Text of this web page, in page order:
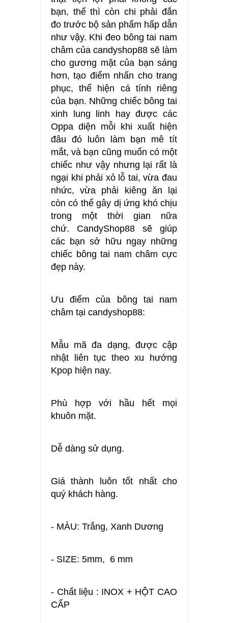
bạn, thế thì còn chi phải đắn
đo trước bộ sản phẩm hấp dẫn
như vậy. Khi đeo bông tai nam
châm của candyshop88 sẽ làm
cho gương mặt của bạn sáng
hơn, tạo điểm nhấn cho trang
phục, thể hiện cá tính riêng
của bạn. Những chiếc bông tai
xinh lung linh hay được các
Oppa diện mỗi khi xuất hiện
đâu đó luôn làm bạn mê tít
mắt, và bạn cũng muốn có một
chiếc như vậy nhưng lại rất là
ngại khi phải xỏ lỗ tai, vừa đau
nhức, vừa phải kiêng ăn lại
còn có thể gây dị ứng khó chịu
trong một thời gian nữa
chứ. CandyShop88 sẽ giúp
các bạn sở hữu ngay những
chiếc bông tai nam châm cực
đẹp này.
Ưu điểm của bông tai nam
châm tại candyshop88:
Mẫu mã đa dạng, được cập
nhật liên tục theo xu hướng
Kpop hiện nay.
Phù hợp với hầu hết mọi
khuôn mặt.
Dễ dàng sử dụng.
Giá thành luôn tốt nhất cho
quý khách hàng.
- MÀU: Trắng, Xanh Dương
- SIZE: 5mm, 6 mm
- Chất liệu : INOX + HỘT CAO
CẤP